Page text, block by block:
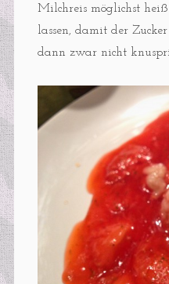
Milchreis möglichst
lassen, damit der Zucker
dann zwar nicht